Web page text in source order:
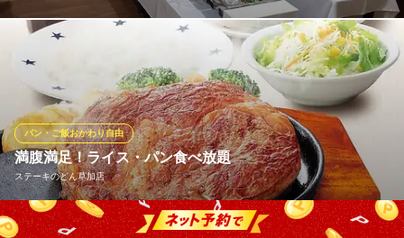
炭火使用の低価格焼肉店
東武伊勢崎線（東武スカイツリーライン）獨協大学前駅 徒歩1分
埼玉県草加市栄町2-11-7 1F
3時間飲み放題付【宴会プラン】は、当店ビル2階『パワー酒場元
気だし』コラボ！各テーブルにお客様のお召し上がり状況に応じ
てお料理を提供！温かいお料理も楽しめます。【ビュッフェコー
ス】は5,500円～8種ご用意！メインテーブルのお料理を各自で取
り分けるスタイル。お好きなお料理を食べたい分たっぷりと楽し
めます♪
貸切レンタルホール アーサー
個室宴会団体貸切ホール
東武伊勢崎線（東武スカイツリーライン）草加駅 徒歩1分
満腹満足！ライス・パン食べ放題
ステーキのどん草加店
パン・ご飯おかわり自由
ランチメニューには、ライスとパンのお替り自由が付いていま